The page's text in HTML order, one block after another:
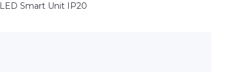
LED Smart Unit IP20